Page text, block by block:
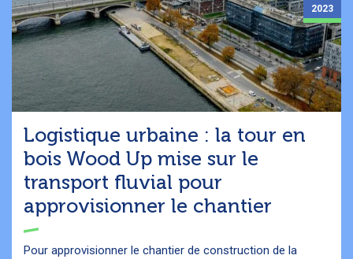
Logistique urbaine : la tour en
bois Wood Up mise sur le
transport fluvial pour
approvisionner le chantier
Pour approvisionner le chantier de construction de la
2023